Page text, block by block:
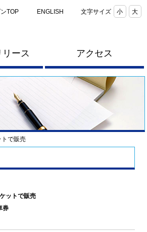
TOP ENGLISH 文字サイズ 小 大
ース アクセス
トで販売
ットで販売
券